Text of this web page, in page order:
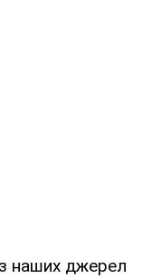
наших джерел